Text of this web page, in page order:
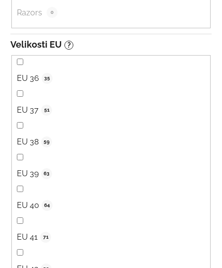
Razors 0
Velikosti EU ?
EU 36 35
EU 37 51
EU 38 59
EU 39 63
EU 40 64
EU 41 71